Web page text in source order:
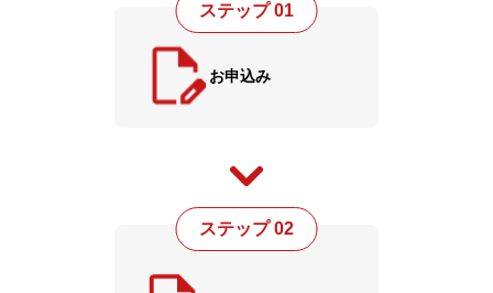
ステップ 01
お申込み
ステップ 02